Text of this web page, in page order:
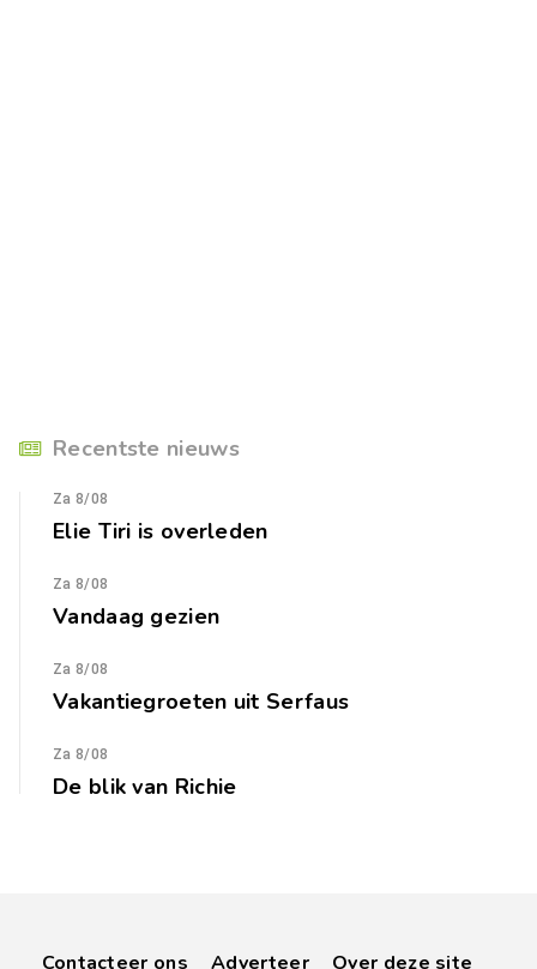
Recentste nieuws
Za 8/08
Elie Tiri is overleden
Za 8/08
Vandaag gezien
Za 8/08
Vakantiegroeten uit Serfaus
Za 8/08
De blik van Richie
Contacteer ons Adverteer Over deze site